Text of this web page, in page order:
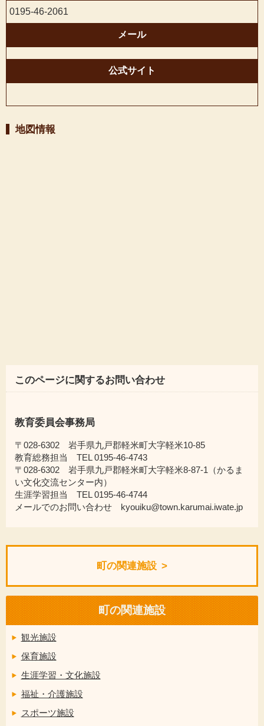
0195-46-2061
メール
公式サイト
地図情報
このページに関するお問い合わせ
教育委員会事務局
〒028-6302 岩手県九戸郡軽米町大字軽米10-85
教育総務担当 TEL 0195-46-4743
〒028-6302 岩手県九戸郡軽米町大字軽米8-87-1（かるま
い文化交流センター内）
生涯学習担当 TEL 0195-46-4744
メールでのお問い合わせ kyouiku@town.karumai.iwate.jp
町の関連施設
町の関連施設
観光施設
保育施設
生涯学習・文化施設
福祉・介護施設
スポーツ施設